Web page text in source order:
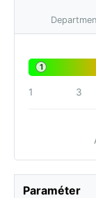
1
1 3
Paraméter